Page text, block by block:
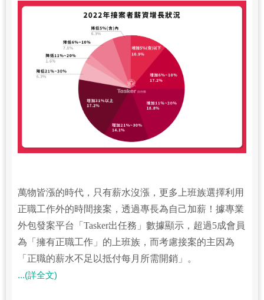
萬物皆漲的時代，只有薪水沒漲，更多上班族選擇利用
正職工作外的時間接案，透過專長為自己加薪！據專業
外包發案平台「Tasker出任務」數據顯示，超過5成會員
為「擁有正職工作」的上班族，而考慮接案的主因為
「正職的薪水不足以抵付每月所需開銷」。
...(詳全文)